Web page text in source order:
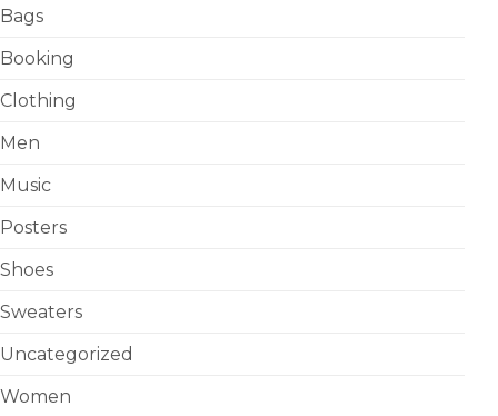
Bags
Booking
Clothing
Men
Music
Posters
Shoes
Sweaters
Uncategorized
Women